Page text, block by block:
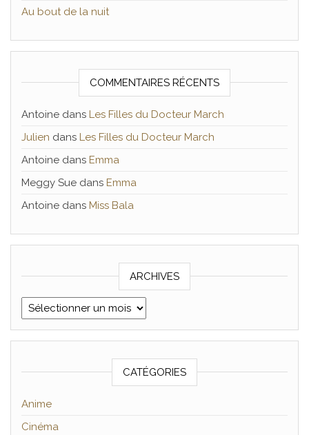
Au bout de la nuit
COMMENTAIRES RÉCENTS
Antoine dans Les Filles du Docteur March
Julien dans Les Filles du Docteur March
Antoine dans Emma
Meggy Sue dans Emma
Antoine dans Miss Bala
ARCHIVES
Archives
CATÉGORIES
Anime
Cinéma